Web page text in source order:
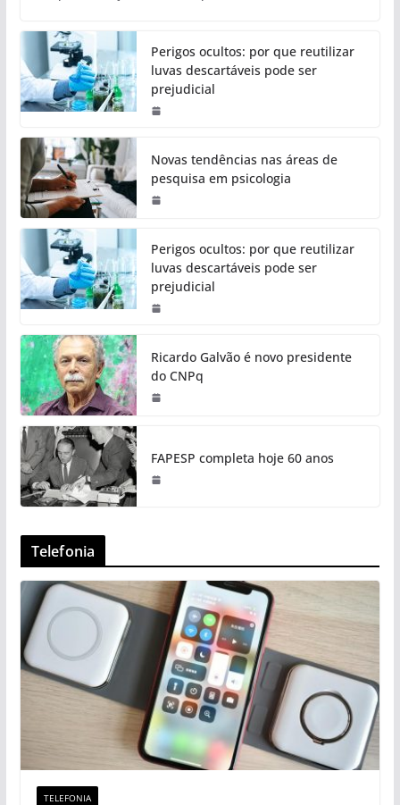
Perigos ocultos: por que reutilizar
luvas descartáveis pode ser
prejudicial
Novas tendências nas áreas de
pesquisa em psicologia
Perigos ocultos: por que reutilizar
luvas descartáveis pode ser
prejudicial
Ricardo Galvão é novo presidente
do CNPq
FAPESP completa hoje 60 anos
Telefonia
TELEFONIA